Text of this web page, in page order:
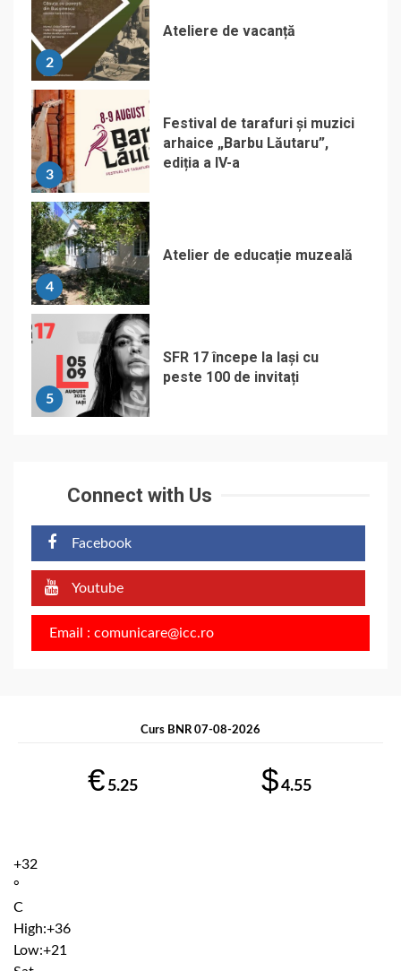
2
Ateliere de vacanță
3
Festival de tarafuri și muzici
arhaice „Barbu Lăutaru”,
ediția a IV-a
4
Atelier de educație muzeală
5
SFR 17 începe la Iași cu
peste 100 de invitați
Connect with Us
Facebook
Youtube
Email : comunicare@icc.ro
Curs BNR 07-08-2026
€ 5.25 $4.55
+32
°
C
High:+36
Low:+21